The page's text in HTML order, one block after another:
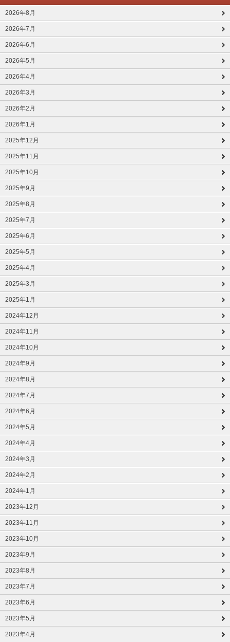
2026年8月
2026年7月
2026年6月
2026年5月
2026年4月
2026年3月
2026年2月
2026年1月
2025年12月
2025年11月
2025年10月
2025年9月
2025年8月
2025年7月
2025年6月
2025年5月
2025年4月
2025年3月
2025年1月
2024年12月
2024年11月
2024年10月
2024年9月
2024年8月
2024年7月
2024年6月
2024年5月
2024年4月
2024年3月
2024年2月
2024年1月
2023年12月
2023年11月
2023年10月
2023年9月
2023年8月
2023年7月
2023年6月
2023年5月
2023年4月